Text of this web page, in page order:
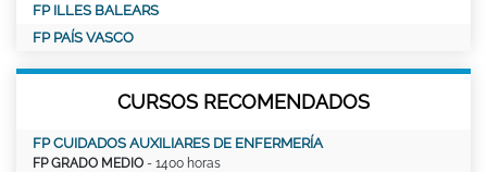
FP ILLES BALEARS
FP PAÍS VASCO
CURSOS RECOMENDADOS
FP CUIDADOS AUXILIARES DE ENFERMERÍA
FP GRADO MEDIO - 1400 horas